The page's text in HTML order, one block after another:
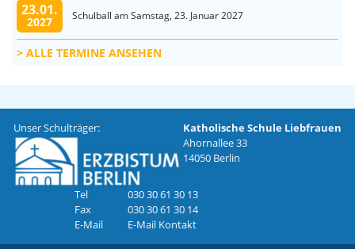
23.01.
2027 Schulball am Samstag, 23. Januar 2027
ALLE TERMINE ANSEHEN
Unser Schulträger:
Katholische Schule Liebfrauen
Ahornallee 33
14050 Berlin
Tel
030 30 61 30 13
Fax
030 30 61 30 14
E-Mail
E-Mail Kontakt